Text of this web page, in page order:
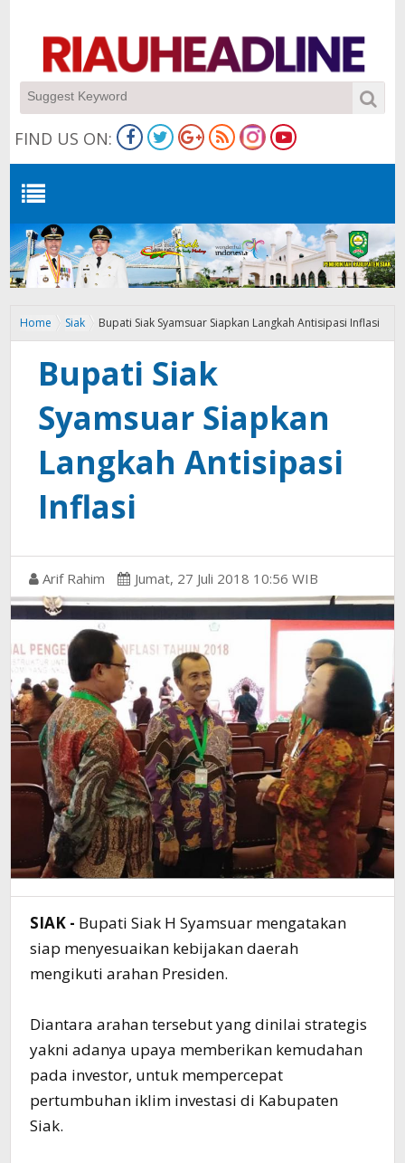
FIND US ON:
Home Siak Bupati Siak Syamsuar Siapkan Langkah Antisipasi Inflasi
Bupati Siak
Syamsuar Siapkan
Langkah Antisipasi
Inflasi
Arif Rahim Jumat, 27 Juli 2018 10:56 WIB
SIAK - Bupati Siak H Syamsuar mengatakan
siap menyesuaikan kebijakan daerah
mengikuti arahan Presiden.
Diantara arahan tersebut yang dinilai strategis
yakni adanya upaya memberikan kemudahan
pada investor, untuk mempercepat
pertumbuhan iklim investasi di Kabupaten
Siak.